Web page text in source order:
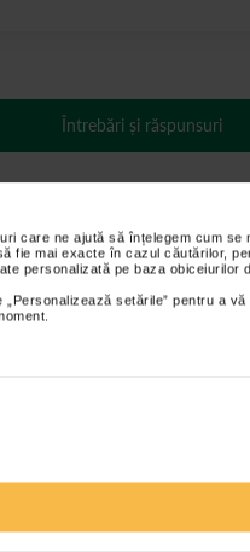
care ne ajută să înțelegem cum se
fie mai exacte în cazul căutărilor,
personalizată pe baza obiceiurilor
setările” pentru a
Întrebări și răspunsuri